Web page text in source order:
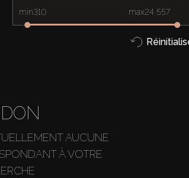
min max
AUCUNE
À VOTRE